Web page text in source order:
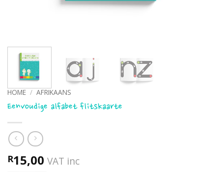
HOME / AFRIKAANS
Eenvoudige alfabet flitskaarte
R15,00 VAT inc